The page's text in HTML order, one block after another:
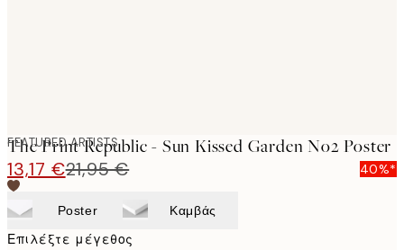
FEATURED ARTISTS
The Print Republic - Sun Kissed Garden No2 Poster
13,17 €21,95 € 40%*
Poster Καμβάς
Επιλέξτε μέγεθος